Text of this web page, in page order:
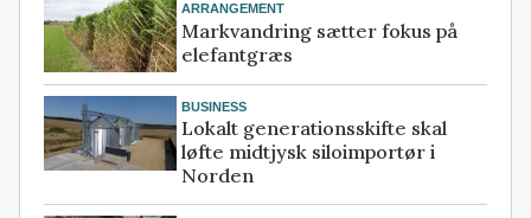
ARRANGEMENT
Markvandring sætter fokus på
elefantgræs
BUSINESS
Lokalt generationsskifte skal
løfte midtjysk siloimportør i
Norden